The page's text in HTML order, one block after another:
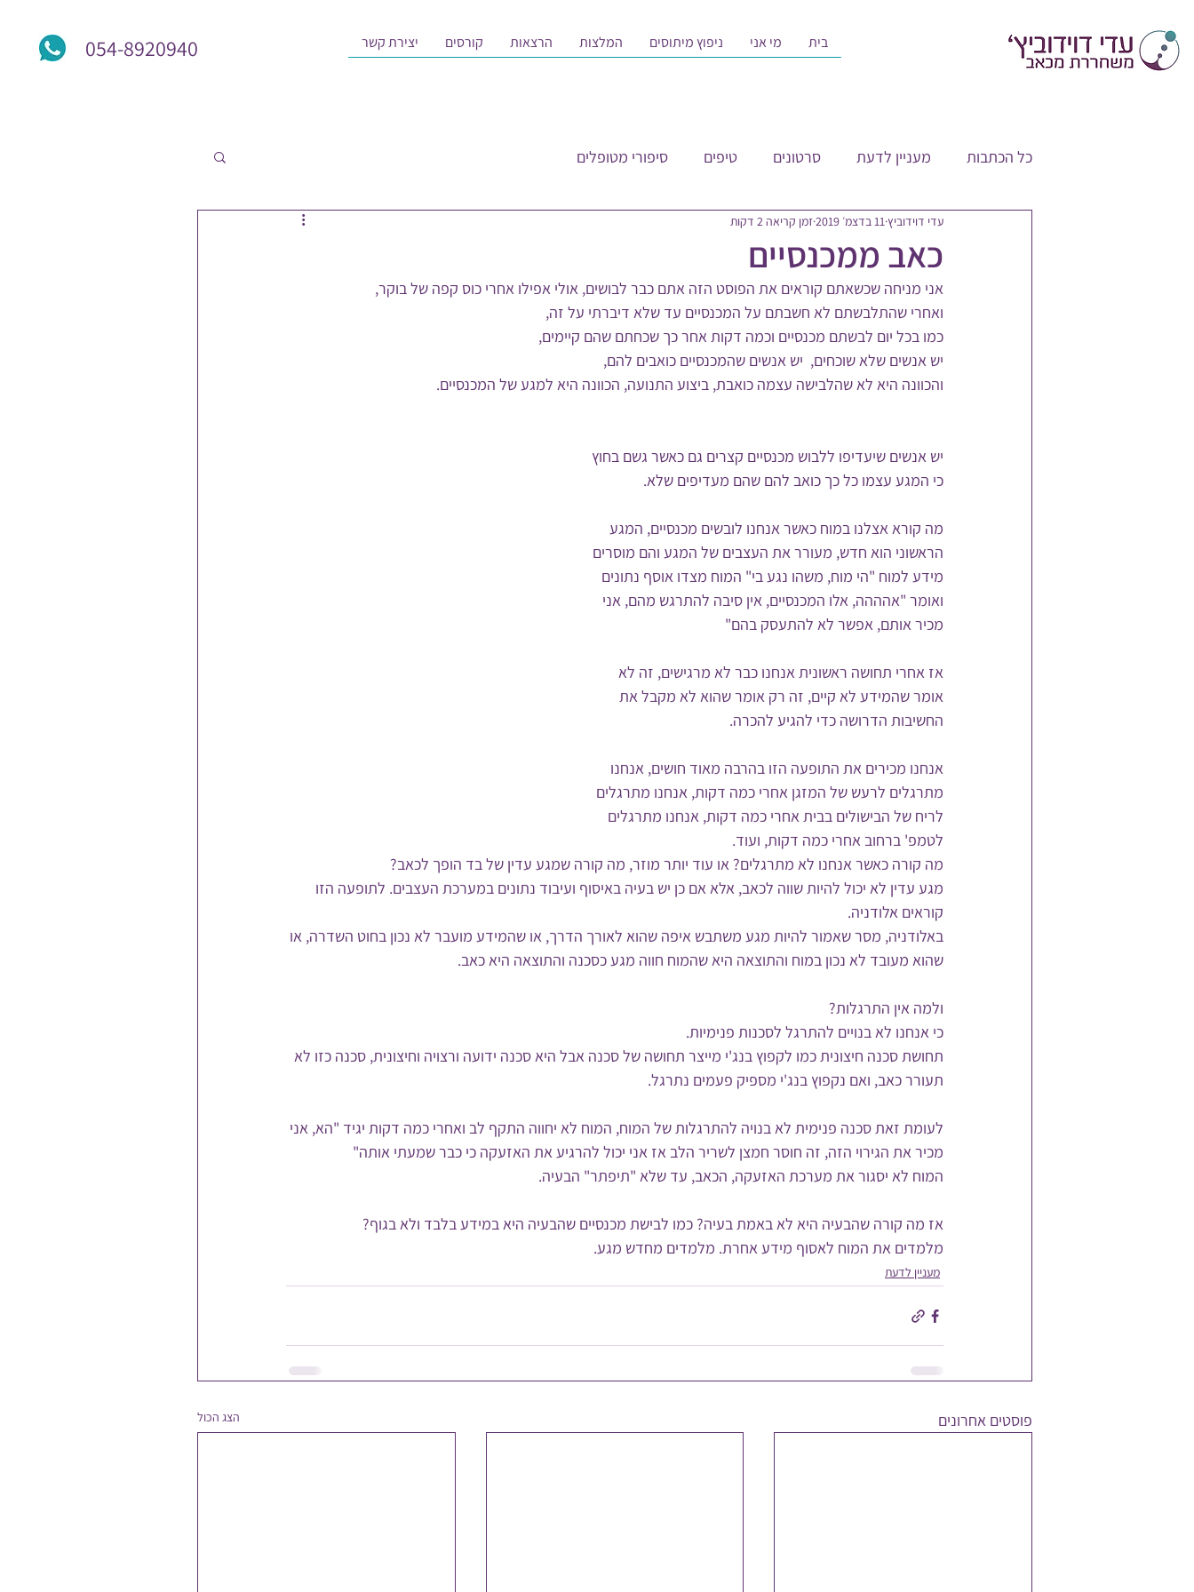
054-8920940 בית מי אני ניפוץ מיתוסים המלצות הרצאות קורסים יצירת קשר
כל הכתבות מעניין לדעת סרטונים טיפים סיפורי מטופלים
כאב ממכנסיים
עדי דוידוביץ 11 בדצמ׳ 2019 זמן קריאה 2 דקות
אני מניחה שכשאתם קוראים את הפוסט הזה אתם כבר לבושים, אולי אפילו אחרי כוס קפה של בוקר,
ואחרי שהתלבשתם לא חשבתם על המכנסיים עד שלא דיברתי על זה,
כמו בכל יום לבשתם מכנסיים וכמה דקות אחר כך שכחתם שהם קיימים,
יש אנשים שלא שוכחים,  יש אנשים שהמכנסיים כואבים להם,
והכוונה היא לא שהלבישה עצמה כואבת, ביצוע התנועה, הכוונה היא למגע של המכנסיים.
יש אנשים שיעדיפו ללבוש מכנסיים קצרים גם כאשר גשם בחוץ
כי המגע עצמו כל כך כואב להם שהם מעדיפים שלא.
מה קורא אצלנו במוח כאשר אנחנו לובשים מכנסיים, המגע
הראשוני הוא חדש, מעורר את העצבים של המגע והם מוסרים
מידע למוח "הי מוח, משהו נגע בי" המוח מצדו אוסף נתונים
ואומר "אהההה, אלו המכנסיים, אין סיבה להתרגש מהם, אני
מכיר אותם, אפשר לא להתעסק בהם"
אז אחרי תחושה ראשונית אנחנו כבר לא מרגישים, זה לא
אומר שהמידע לא קיים, זה רק אומר שהוא לא מקבל את
החשיבות הדרושה כדי להגיע להכרה.
אנחנו מכירים את התופעה הזו בהרבה מאוד חושים, אנחנו
מתרגלים לרעש של המזגן אחרי כמה דקות, אנחנו מתרגלים
לריח של הבישולים בבית אחרי כמה דקות, אנחנו מתרגלים
לטמפ' ברחוב אחרי כמה דקות, ועוד.
מה קורה כאשר אנחנו לא מתרגלים? או עוד יותר מוזר, מה קורה שמגע עדין של בד הופך לכאב?
מגע עדין לא יכול להיות שווה לכאב, אלא אם כן יש בעיה באיסוף ועיבוד נתונים במערכת העצבים. לתופעה הזו
קוראים אלודניה.
באלודניה, מסר שאמור להיות מגע משתבש איפה שהוא לאורך הדרך, או שהמידע מועבר לא נכון בחוט השדרה, או
שהוא מעובד לא נכון במוח והתוצאה היא שהמוח חווה מגע כסכנה והתוצאה היא כאב.
ולמה אין התרגלות?
כי אנחנו לא בנויים להתרגל לסכנות פנימיות.
תחושת סכנה חיצונית כמו לקפוץ בנג'י מייצר תחושה של סכנה אבל היא סכנה ידועה ורצויה וחיצונית, סכנה כזו לא
תעורר כאב, ואם נקפוץ בנג'י מספיק פעמים נתרגל.
לעומת זאת סכנה פנימית לא בנויה להתרגלות של המוח, המוח לא יחווה התקף לב ואחרי כמה דקות יגיד "הא, אני
מכיר את הגירוי הזה, זה חוסר חמצן לשריר הלב אז אני יכול להרגיע את האזעקה כי כבר שמעתי אותה"
המוח לא יסגור את מערכת האזעקה, הכאב, עד שלא "תיפתר" הבעיה.
אז מה קורה שהבעיה היא לא באמת בעיה? כמו לבישת מכנסיים שהבעיה היא במידע בלבד ולא בגוף?
מלמדים את המוח לאסוף מידע אחרת. מלמדים מחדש מגע.
מעניין לדעת
פוסטים אחרונים הצג הכול